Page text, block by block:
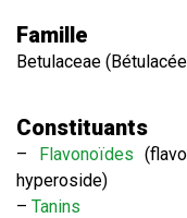
Famille
Betulaceae
Constituants
– Flavonoïdes
hyperoside)
– Tanins